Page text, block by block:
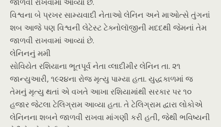
વિશ્વના બે પ્રખર સામ્યવાદી નેતાઓ લેનિન અને માઓત્સે તુંગનાં
શબ આજે પણ વિશ્વની લેટેસ્ટ ટેક્નોલૉજીની મદદથી જેમનાં તેમ
જાળવી રાખવામાં આવ્યાં છે.
લેનિનનું મમી
સોવિયેત રશિયાના ભૂતપૂર્વ નેતા વ્લાદીમીર લેનિન તા. ૨૧
જાન્યુઆરી, ૧૯૨૪ના રોજ મૃત્યુ પામ્યા હતા. યુદ્ધકાળમાં જ
તેમનું મૃત્યુ થતાં એ વખતે આખા રશિયામાંથી સરકાર પર ૧૦
હજાર જેટલા ટેલિગ્રામ આવ્યા હતા. તે ટેલિગ્રામ દ્વારા લોકોએ
લેનિનના શબને જાળવી રાખવા માંગણી કરી હતી, જેથી ભવિષ્યની